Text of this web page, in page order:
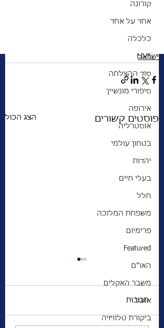
קורונה
אחד על אחד
כלכלה
LIVE
סוד ההצלחה
סיפורי מונשיין
אירופה
אוסטרליה
בטחון עולמי
יהדות
בעלי חיים
חלל
משפחת המלוכה
פרימיום
Featured
האו"ם
משבר האקלים
אוכל
ביקורת טלוויזיה
ישראל
פוסטים קשורים הצג הכול
תגובות